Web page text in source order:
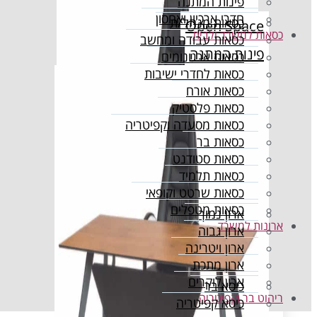
Open Space
פינות המתנה
חדרי ארכיון ואחסון
חדרי ארכיון ואחסון
כסאות למשרד ולבית
כסאות מנהל/ת
כסאות עבודה ומחשב
כסאות ארגונומים
כסאות לחדרי ישיבות
כסאות אורח
כסאות פלסטיק
כסאות מסעדה וקפיטריה
כסאות בר
כסאות סטודנט
כסאות תלמיד
כסאות שרטט וקופאי
כסאות מטפלים
ארונות למשרד
ארון נמוך
ארון גבוה
ארון ויטרינה
ארון מתכת
ארון לוקרים
ריהוט בר וקפיטריה
כיסא בר
כיסא קפיטריה